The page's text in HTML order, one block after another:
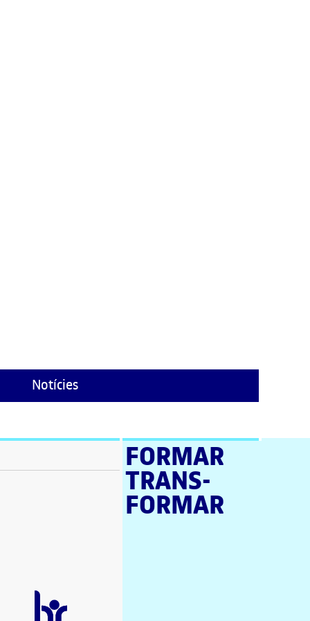
Notícies
nova)
una finestra nova)
nova)
finestra nova)
FORMAR
TRANS­
FORMAR